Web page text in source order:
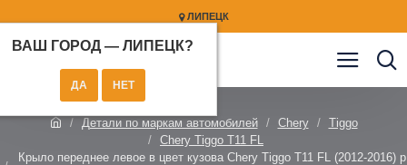
ЛИПЕЦК
ВАШ ГОРОД — ЛИПЕЦК?
Детали по маркам автомобилей Chery
Tiggo
Chery Tiggo T11 FL
Крыло переднее левое в цвет кузова Chery Tiggo T11 FL (2012-2016) р